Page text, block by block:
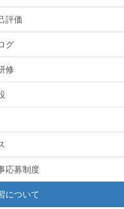
評価
グ
修
応募制度
について